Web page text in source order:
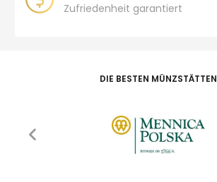
Zufriedenheit garantiert
DIE BESTEN MÜNZSTÄTTEN